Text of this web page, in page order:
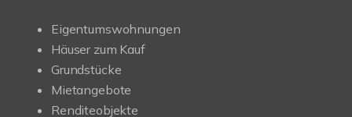
Eigentumswohnungen
Häuser zum Kauf
Grundstücke
Mietangebote
Renditeobjekte